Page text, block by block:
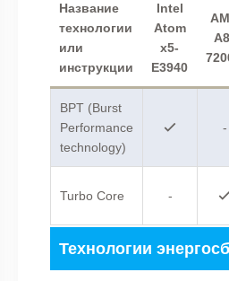
Название
технологии
или
инструкции
Intel
Atom
x5-
E3940
BPT (Burst
Performance
technology)
-
Turbo Core -
Технологии